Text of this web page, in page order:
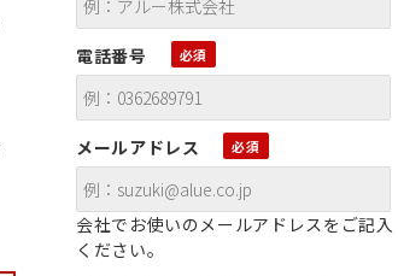
電話番号
メールアドレス
会社でお使いのメールアドレスをご記入
ください。